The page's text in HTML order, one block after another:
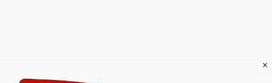
×